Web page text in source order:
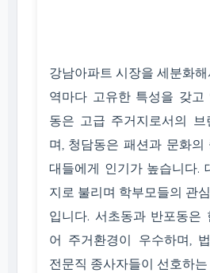
강남아파트 시장을 세분화
역마다 고유한 특성을 갖고
동은 고급 주거지로서의
며, 청담동은 패션과 문화의
대들에게 인기가 높습니다.
지로 불리며 학부모들의 관
입니다. 서초동과 반포동은
어 주거환경이 우수하며,
전문직 종사자들이 선호하